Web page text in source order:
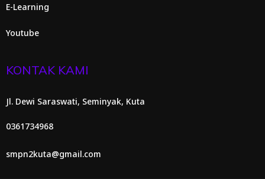
E-Learning
Youtube
KONTAK KAMI
Jl. Dewi Saraswati, Seminyak, Kuta
0361734968
smpn2kuta@gmail.com